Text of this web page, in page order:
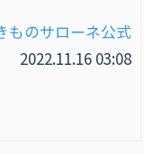
ものサローネ公式
2022.11.16 03:08